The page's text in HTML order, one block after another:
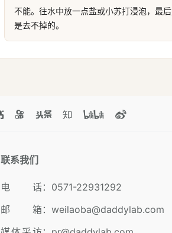
不能。往水中放一点盐或小苏打浸泡，最
是去不掉的。
联系我们
电 话： 0571-22931292
邮 箱： weilaoba@daddylab.com